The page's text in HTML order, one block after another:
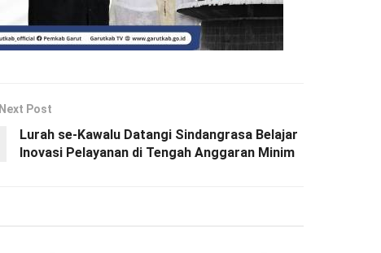
Next Post
Lurah se-Kawalu Datangi Sindangrasa Belajar
Inovasi Pelayanan di Tengah Anggaran Minim